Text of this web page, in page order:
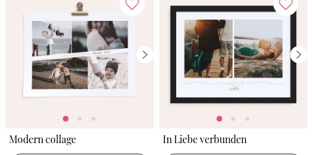
Modern collage In Liebe verbunden